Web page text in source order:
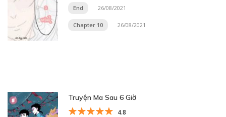
End 26/08/2021
Chapter 10 26/08/2021
Truyện Ma Sau 6 Giờ
4.8